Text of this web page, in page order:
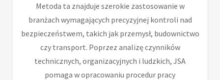
Metoda ta znajduje szerokie zastosowanie w
branżach wymagających precyzyjnej kontroli nad
bezpieczeństwem, takich jak przemysł, budownictwo
czy transport. Poprzez analizę czynników
technicznych, organizacyjnych i ludzkich, JSA
pomaga w opracowaniu procedur pracy